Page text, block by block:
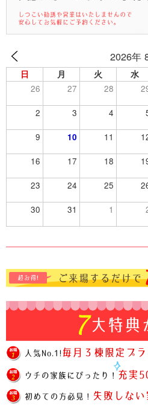
2026年
日 月 火 水
26
27 28
2 3 4
9 10 11
16 17 18
23 24 25
30 31 1